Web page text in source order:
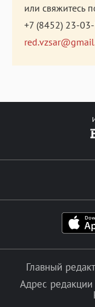
или свяжитесь
+7 (8452) 23-
Главный
Адрес редакции